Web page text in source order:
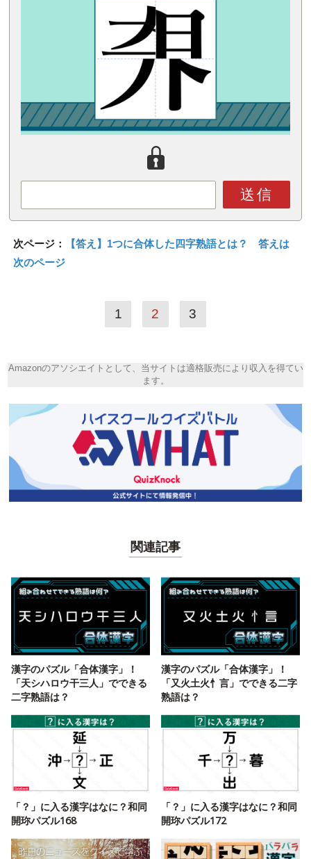
送信
次ページ：
【答え】1つに合体した四字熟語とは？ 答えは
次のページ
1 2 3
Amazonのアソシエイトとして、当サイトは適格販売により収入を得てい
ます。
関連記事
漢字のパズル「合体漢字」！
「天シハロウ干三人」でできる
二字熟語は？
漢字のパズル「合体漢字」！
「又火土火忄言」でできる二字
熟語は？
「？」に入る漢字はなに？和同
開珎パズル168
「？」に入る漢字はなに？和同
開珎パズル172